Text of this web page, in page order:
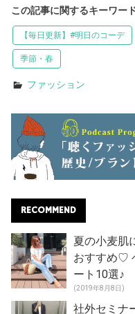
この記事に関するキーワー
【毎日更新】#明日のコーデ
季節・春
ファッション
RECOMMEND
夏の小麦肌
おすすめ♡
ート10選♪
(2019年8月8日)
社外セミナ